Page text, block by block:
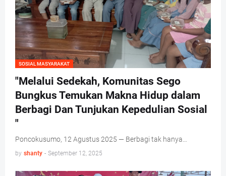
SOSIAL MASYARAKAT
"Melalui Sedekah, Komunitas Sego
Bungkus Temukan Makna Hidup dalam
Berbagi Dan Tunjukan Kepedulian Sosial
"
Poncokusumo, 12 Agustus 2025 — Berbagi tak hanya…
by shanty - September 12, 2025